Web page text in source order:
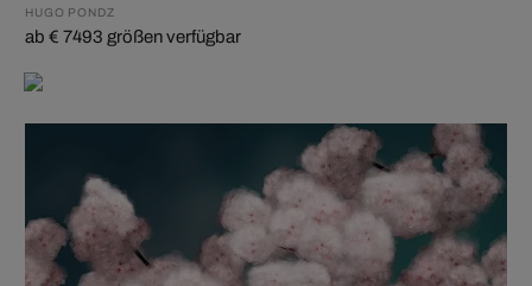
HUGO PONDZ
ab € 7493 größen verfügbar